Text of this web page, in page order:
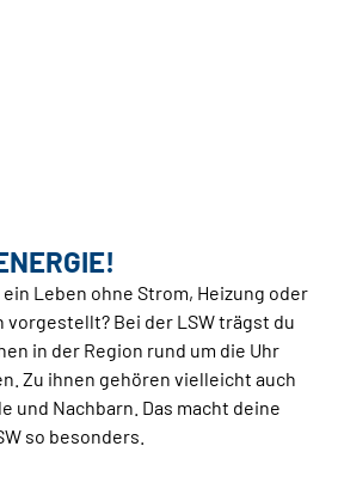
Leben ohne Strom, Heizung oder
vorgestellt? Bei der LSW trägst du
in der Region rund um die Uhr
Zu ihnen gehören vielleicht auch
und Nachbarn. Das macht deine
so besonders.